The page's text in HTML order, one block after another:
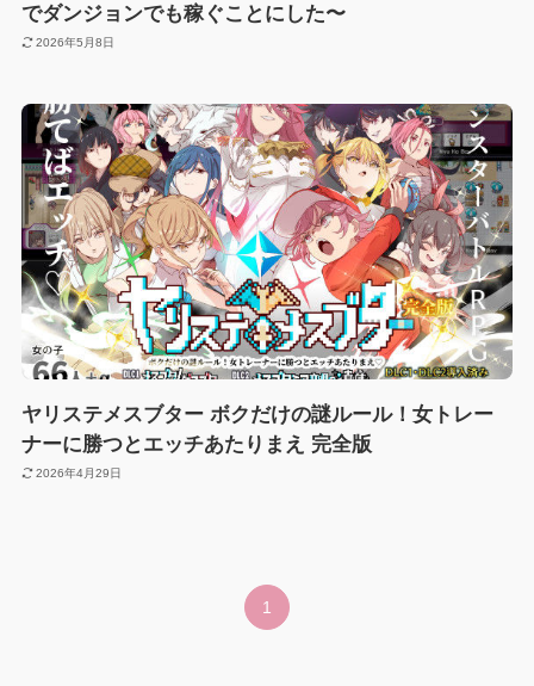
でダンジョンでも稼ぐことにした〜
2026年5月8日
ヤリステメスブター ボクだけの謎ルール！女トレー
ナーに勝つとエッチあたりまえ 完全版
2026年4月29日
1